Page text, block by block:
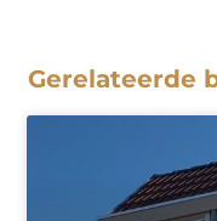
Gerelateerde